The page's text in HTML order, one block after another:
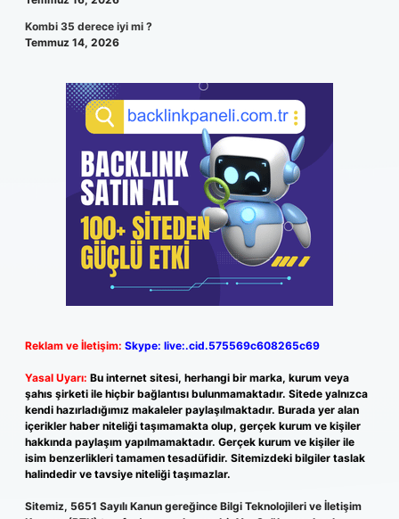
Kombi 35 derece iyi mi ?
Temmuz 14, 2026
Reklam ve İletişim: Skype: live:.cid.575569c608265c69
Yasal Uyarı: Bu internet sitesi, herhangi bir marka, kurum veya
şahıs şirketi ile hiçbir bağlantısı bulunmamaktadır. Sitede yalnızca
kendi hazırladığımız makaleler paylaşılmaktadır. Burada yer alan
içerikler haber niteliği taşımamakta olup, gerçek kurum ve kişiler
hakkında paylaşım yapılmamaktadır. Gerçek kurum ve kişiler ile
isim benzerlikleri tamamen tesadüfidir. Sitemizdeki bilgiler taslak
halindedir ve tavsiye niteliği taşımazlar.
Sitemiz, 5651 Sayılı Kanun gereğince Bilgi Teknolojileri ve İletişim